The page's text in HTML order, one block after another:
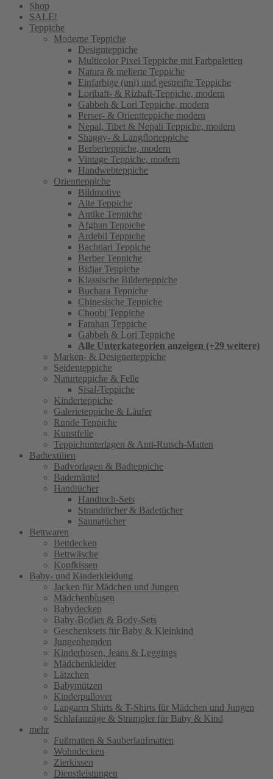
Shop
SALE!
Teppiche
Moderne Teppiche
Designteppiche
Multicolor Pixel Teppiche mit Farbpaletten
Natura & melierte Teppiche
Einfarbige (uni) und gestreifte Teppiche
Loribaft- & Rizbaft-Teppiche, modern
Gabbeh & Lori Teppiche, modern
Perser- & Orientteppiche modern
Nepal, Tibet & Nepali Teppiche, modern
Shaggy- & Langflorteppiche
Berberteppiche, modern
Vintage Teppiche, modern
Handwebteppiche
Orientteppiche
Bildmotive
Alte Teppiche
Antike Teppiche
Afghan Teppiche
Ardebil Teppiche
Bachtiari Teppiche
Berber Teppiche
Bidjar Teppiche
Klassische Bilderteppiche
Buchara Teppiche
Chinesische Teppiche
Choobi Teppiche
Farahan Teppiche
Gabbeh & Lori Teppiche
Alle Unterkategorien anzeigen (+29 weitere)
Marken- & Designerteppiche
Seidenteppiche
Naturteppiche & Felle
Sisal-Teppiche
Kinderteppiche
Galerieteppiche & Läufer
Runde Teppiche
Kunstfelle
Teppichunterlagen & Anti-Rutsch-Matten
Badtextilien
Badvorlagen & Badteppiche
Bademäntel
Handtücher
Handtuch-Sets
Strandtücher & Badetücher
Saunatücher
Bettwaren
Bettdecken
Bettwäsche
Kopfkissen
Baby- und Kinderkleidung
Jacken für Mädchen und Jungen
Mädchenblusen
Babydecken
Baby-Bodies & Body-Sets
Geschenksets für Baby & Kleinkind
Jungenhemden
Kinderhosen, Jeans & Leggings
Mädchenkleider
Lätzchen
Babymützen
Kinderpullover
Langarm Shirts & T-Shirts für Mädchen und Jungen
Schlafanzüge & Strampler für Baby & Kind
mehr
Fußmatten & Sauberlaufmatten
Wohndecken
Zierkissen
Dienstleistungen